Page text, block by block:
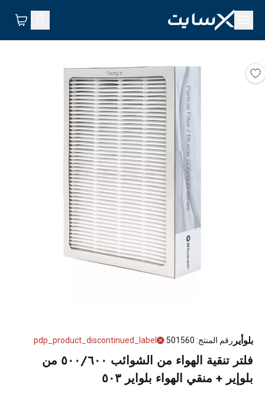
بلوأير رقم المنتج:
501560
pdp_product_discontinued_label
فلتر تنقية الهواء من الشوائب ٥٠٠/٦٠٠ من
بلوإير + منقي الهواء بلواير ٥٠٣